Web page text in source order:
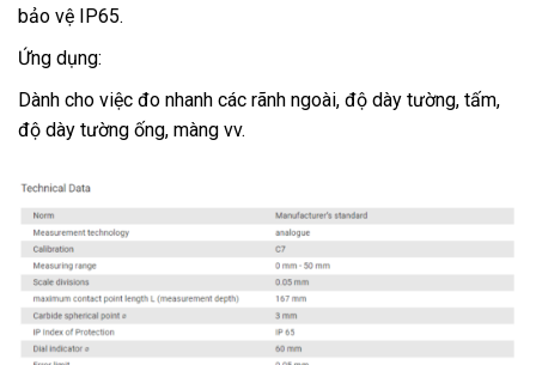
bảo vệ IP65.
Ứng dụng:
Dành cho việc đo nhanh các rãnh ngoài, độ dày tường, tấm,
độ dày tường ống, màng vv.